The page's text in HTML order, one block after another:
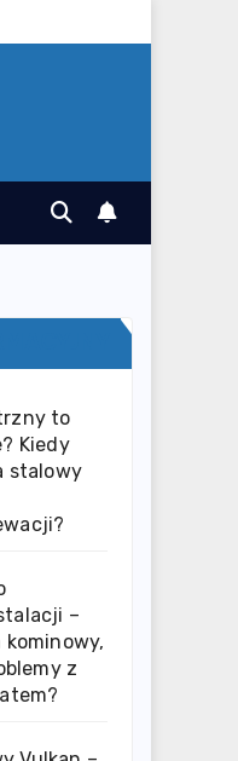
to
Kiedy
stalowy
–
z